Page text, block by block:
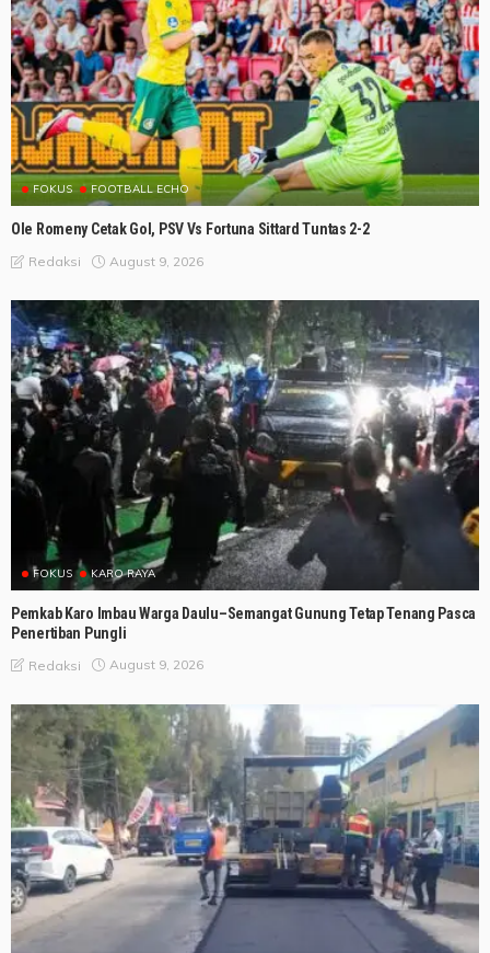
FOKUS FOOTBALL ECHO
Ole Romeny Cetak Gol, PSV Vs Fortuna Sittard Tuntas 2-2
Redaksi August 9, 2026
FOKUS KARO RAYA
Pemkab Karo Imbau Warga Daulu–Semangat Gunung Tetap Tenang Pasca
Penertiban Pungli
Redaksi August 9, 2026